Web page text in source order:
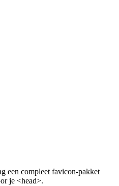
een compleet favicon-pakket
je <head>.